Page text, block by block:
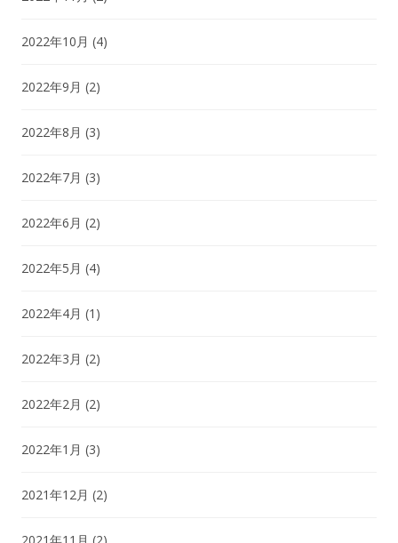
2022年10月 (4)
2022年9月 (2)
2022年8月 (3)
2022年7月 (3)
2022年6月 (2)
2022年5月 (4)
2022年4月 (1)
2022年3月 (2)
2022年2月 (2)
2022年1月 (3)
2021年12月 (2)